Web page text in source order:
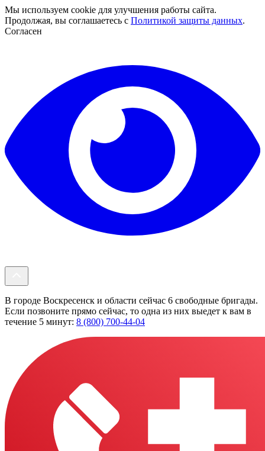
Мы используем cookie для улучшения работы сайта.
Продолжая, вы соглашаетесь с Политикой защиты данных.
Согласен
В городе Воскресенск и области сейчас 6 свободные бригады.
Если позвоните прямо сейчас, то одна из них выедет к вам в
течение 5 минут: 8 (800) 700-44-04